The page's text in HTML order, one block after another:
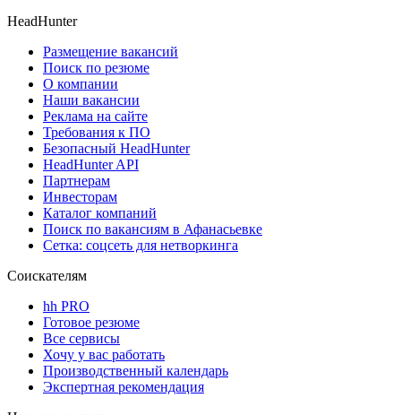
HeadHunter
Размещение вакансий
Поиск по резюме
О компании
Наши вакансии
Реклама на сайте
Требования к ПО
Безопасный HeadHunter
HeadHunter API
Партнерам
Инвесторам
Каталог компаний
Поиск по вакансиям в Афанасьевке
Сетка: соцсеть для нетворкинга
Соискателям
hh PRO
Готовое резюме
Все сервисы
Хочу у вас работать
Производственный календарь
Экспертная рекомендация